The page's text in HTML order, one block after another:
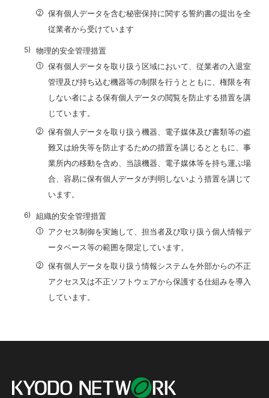
保有個人データを含む秘密保持に関する誓約書の提出を全
従業者から受けています
物理的安全管理措置
保有個人データを取り扱う区域において、従業者の入退室
管理及び持ち込む機器等の制限を行うとともに、権限を有
しない者による保有個人データの閲覧を防止する措置を講
じています。
保有個人データを取り扱う機器、電子媒体及び書類等の盗
難又は紛失等を防止するための措置を講じるとともに、事
業所内の移動を含め、当該機器、電子媒体等を持ち運ぶ場
合、容易に保有個人データが判明しないよう措置を講じて
います。
組織的安全管理措置
アクセス制御を実施して、担当者及び取り扱う個人情報デ
ータベース等の範囲を限定しています。
保有個人データを取り扱う情報システムを外部からの不正
アクセス又は不正ソフトウェアから保護する仕組みを導入
しています。